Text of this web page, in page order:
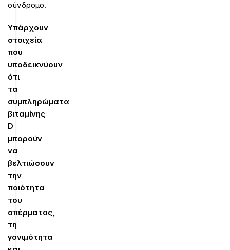
σύνδρομο.
Υπάρχουν
στοιχεία
που
υποδεικνύουν
ότι
τα
συμπληρώματα
βιταμίνης
D
μπορούν
να
βελτιώσουν
την
ποιότητα
του
σπέρματος,
τη
γονιμότητα